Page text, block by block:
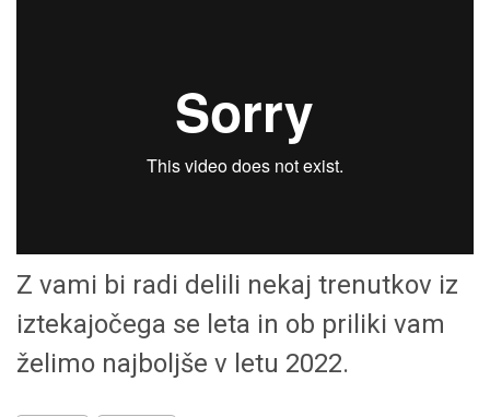
Z vami bi radi delili nekaj trenutkov iz
iztekajočega se leta in ob priliki vam
želimo najboljše v letu 2022.